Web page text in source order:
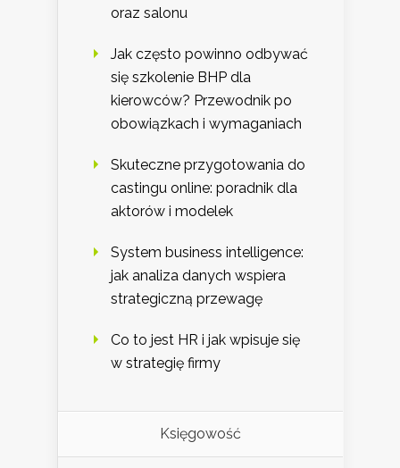
oraz salonu
Jak często powinno odbywać
się szkolenie BHP dla
kierowców? Przewodnik po
obowiązkach i wymaganiach
Skuteczne przygotowania do
castingu online: poradnik dla
aktorów i modelek
System business intelligence:
jak analiza danych wspiera
strategiczną przewagę
Co to jest HR i jak wpisuje się
w strategię firmy
Księgowość